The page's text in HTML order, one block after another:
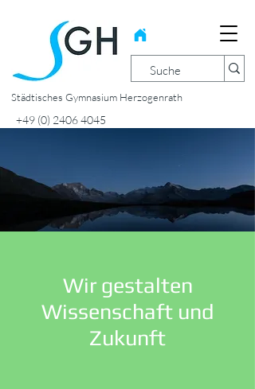
Städtisches Gymnasium Herzogenrath
+49 (0) 2406 4045
Wir gestalten
Wissenschaft und
Zukunft